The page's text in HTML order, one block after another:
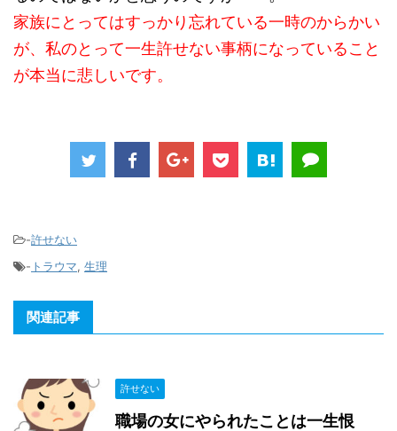
家族にとってはすっかり忘れている一時のからかい
が、私のとって一生許せない事柄になっていること
が本当に悲しいです。
-許せない
- トラウマ, 生理
関連記事
許せない
職場の女にやられたことは一生恨